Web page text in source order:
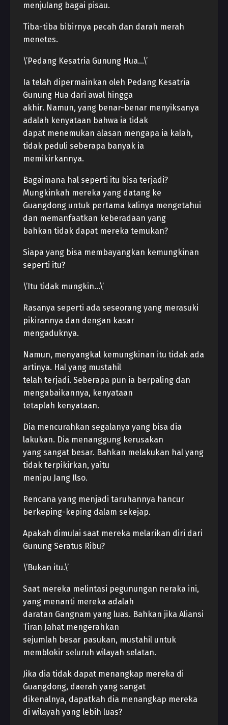
menjulang bagai pisau.
Tiba-tiba bibirnya pecah dan darah merah
menetes.
\’Pedang Kesatria Gunung Hua…\’
Ia telah dipermainkan oleh Pedang Kesatria
Gunung Hua dari awal hingga
akhir. Namun, yang benar-benar menyiksanya
adalah kenyataan bahwa ia tidak
dapat menemukan alasan mengapa ia kalah,
tidak peduli seberapa banyak ia
memikirkannya.
Bagaimana hal seperti itu bisa terjadi?
Mungkinkah mereka yang datang ke
Guangdong untuk pertama kalinya mengetahui
dan memanfaatkan keberadaan yang
bahkan tidak dapat mereka temukan?
Siapa yang bisa membayangkan kemungkinan
seperti itu?
\’Itu tidak mungkin…\’
Rasanya seperti ada seseorang yang merasuki
pikirannya dan dengan kasar
mengaduknya.
Namun, menyangkal kemungkinan itu tidak ada
artinya. Hal yang mustahil
telah terjadi. Seberapa pun ia berpaling dan
mengabaikannya, kenyataan
tetaplah kenyataan.
Dia mencurahkan segalanya yang bisa dia
lakukan. Dia menanggung kerusakan
yang sangat besar. Bahkan melakukan hal yang
tidak terpikirkan, yaitu
menipu Jang Ilso.
Rencana yang menjadi taruhannya hancur
berkeping-keping dalam sekejap.
Apakah dimulai saat mereka melarikan diri dari
Gunung Seratus Ribu?
\’Bukan itu.\’
Saat mereka melintasi pegunungan neraka ini,
yang menanti mereka adalah
daratan Gangnam yang luas. Bahkan jika Aliansi
Tiran Jahat mengerahkan
sejumlah besar pasukan, mustahil untuk
memblokir seluruh wilayah selatan.
Jika dia tidak dapat menangkap mereka di
Guangdong, daerah yang sangat
dikenalnya, dapatkah dia menangkap mereka
di wilayah yang lebih luas?